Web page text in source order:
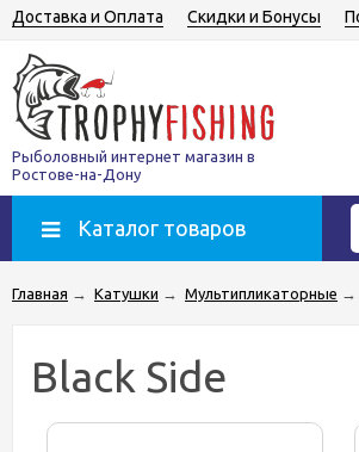
Доставка и Оплата Скидки и Бонусы
Рыболовный интернет магазин в
Ростове-на-Дону
Каталог товаров
Главная → Катушки → Мультипликаторные →
Black Side